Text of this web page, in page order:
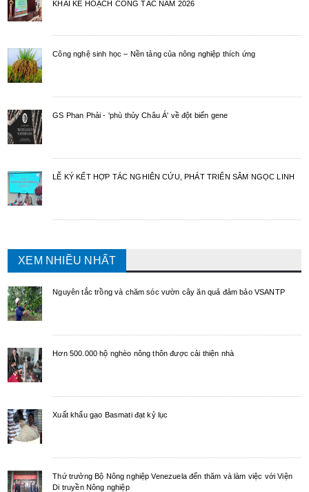
KHAI KẾ HOẠCH CÔNG TÁC NĂM 2026
Công nghệ sinh học – Nền tảng của nông nghiệp thích ứng
GS Phan Phải - 'phù thủy Châu Á' về đột biến gene
LỄ KÝ KẾT HỢP TÁC NGHIÊN CỨU, PHÁT TRIỂN SÂM NGỌC LINH
XEM NHIỀU NHẤT
Nguyên tắc trồng và chăm sóc vườn cây ăn quả đảm bảo VSANTP
Hơn 500.000 hộ nghèo nông thôn được cải thiện nhà
Xuất khẩu gạo Basmati đạt kỷ lục
Thứ trưởng Bộ Nông nghiệp Venezuela đến thăm và làm việc với Viện
Di truyền Nông nghiệp